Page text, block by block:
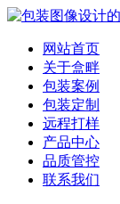
网站首页
关于盒畔
包装案例
包装定制
远程打样
产品中心
品质管控
联系我们